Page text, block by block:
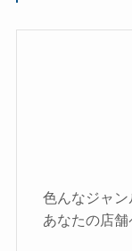
色んなジャン
あなたの店